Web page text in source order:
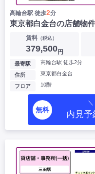
高輪台駅 徒歩2分
東京都白金台の店舗物件
賃料（税込）
379,500円
最寄駅 高輪台駅 徒歩2分
住所 東京都白金台
フロア 10階
無料
＼
内見